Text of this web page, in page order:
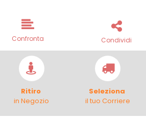
Confronta Condividi
Ritiro
in Negozio
Seleziona
il tuo Corriere